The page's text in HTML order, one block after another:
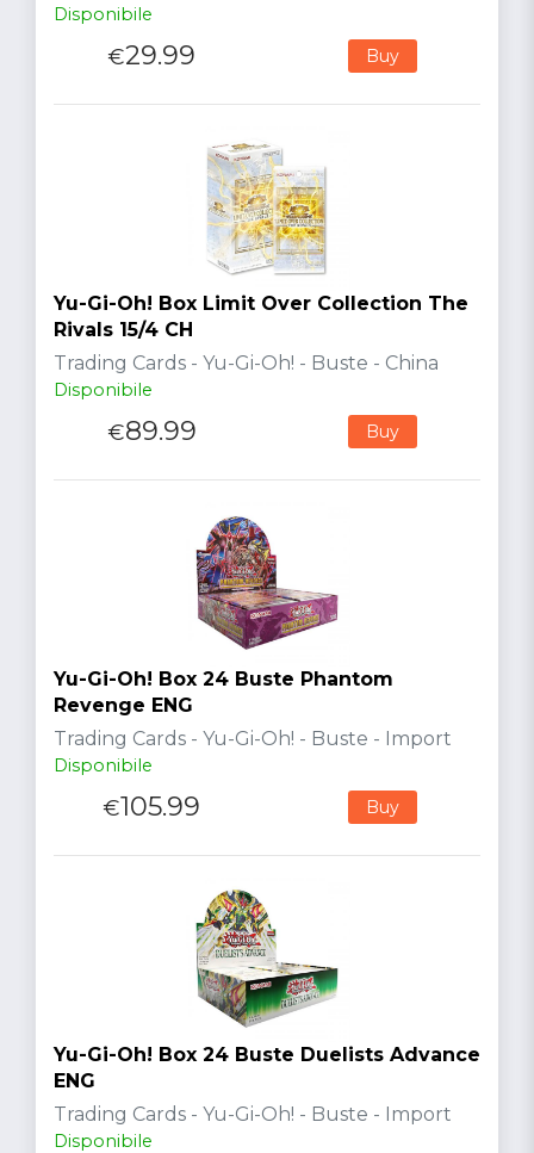
Disponibile
€29.99 Buy
Yu-Gi-Oh! Box Limit Over Collection The
Rivals 15/4 CH
Trading Cards - Yu-Gi-Oh! - Buste - China
Disponibile
€89.99 Buy
Yu-Gi-Oh! Box 24 Buste Phantom
Revenge ENG
Trading Cards - Yu-Gi-Oh! - Buste - Import
Disponibile
€105.99 Buy
Yu-Gi-Oh! Box 24 Buste Duelists Advance
ENG
Trading Cards - Yu-Gi-Oh! - Buste - Import
Disponibile